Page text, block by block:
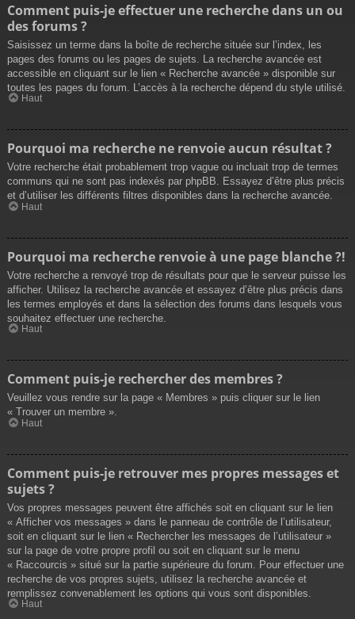
Comment puis-je effectuer une recherche dans un ou
des forums ?
Saisissez un terme dans la boîte de recherche située sur l’index, les
pages des forums ou les pages de sujets. La recherche avancée est
accessible en cliquant sur le lien « Recherche avancée » disponible sur
toutes les pages du forum. L’accès à la recherche dépend du style utilisé.
Haut
Pourquoi ma recherche ne renvoie aucun résultat ?
Votre recherche était probablement trop vague ou incluait trop de termes
communs qui ne sont pas indexés par phpBB. Essayez d’être plus précis
et d’utiliser les différents filtres disponibles dans la recherche avancée.
Haut
Pourquoi ma recherche renvoie à une page blanche ?!
Votre recherche a renvoyé trop de résultats pour que le serveur puisse les
afficher. Utilisez la recherche avancée et essayez d’être plus précis dans
les termes employés et dans la sélection des forums dans lesquels vous
souhaitez effectuer une recherche.
Haut
Comment puis-je rechercher des membres ?
Veuillez vous rendre sur la page « Membres » puis cliquer sur le lien
« Trouver un membre ».
Haut
Comment puis-je retrouver mes propres messages et
sujets ?
Vos propres messages peuvent être affichés soit en cliquant sur le lien
« Afficher vos messages » dans le panneau de contrôle de l’utilisateur,
soit en cliquant sur le lien « Rechercher les messages de l’utilisateur »
sur la page de votre propre profil ou soit en cliquant sur le menu
« Raccourcis » situé sur la partie supérieure du forum. Pour effectuer une
recherche de vos propres sujets, utilisez la recherche avancée et
remplissez convenablement les options qui vous sont disponibles.
Haut